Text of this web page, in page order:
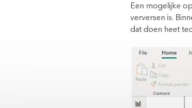
Een mogelijke
verversen is.
dat doen heet